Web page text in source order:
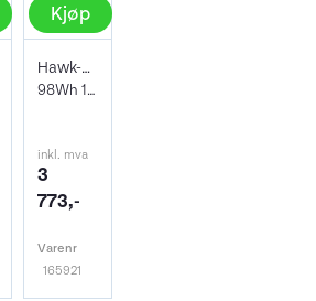
Kjøp
Hawk-Woods BP-98X
98Wh 14.4v Sony BP-U batteri USB A & C
inkl. mva
3
773,-
Varenr
165921